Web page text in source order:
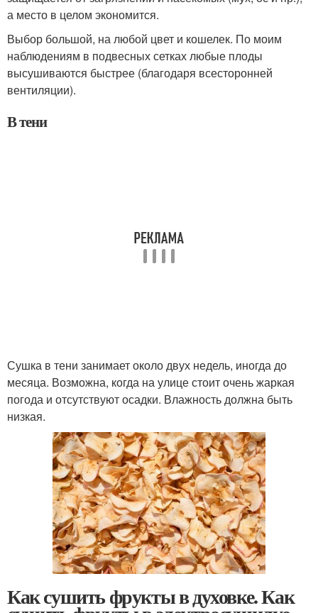
а место в целом экономится.
Выбор большой, на любой цвет и кошелек. По моим
наблюдениям в подвесных сетках любые плоды
высушиваются быстрее (благодаря всесторонней
вентиляции).
В тени
Сушка в тени занимает около двух недель, иногда до
месяца. Возможна, когда на улице стоит очень жаркая
погода и отсутствуют осадки. Влажность должна быть
низкая.
Как сушить фрукты в духовке. Как